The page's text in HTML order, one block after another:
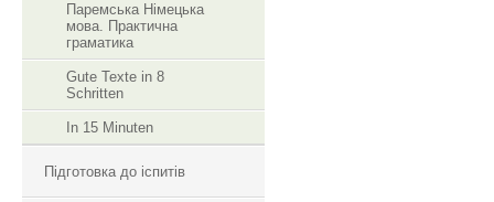
Паремська Німецька
мова. Практична
граматика
Gute Texte in 8
Schritten
In 15 Minuten
Підготовка до іспитів